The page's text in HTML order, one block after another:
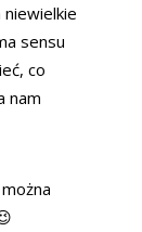
sensu
co
nam